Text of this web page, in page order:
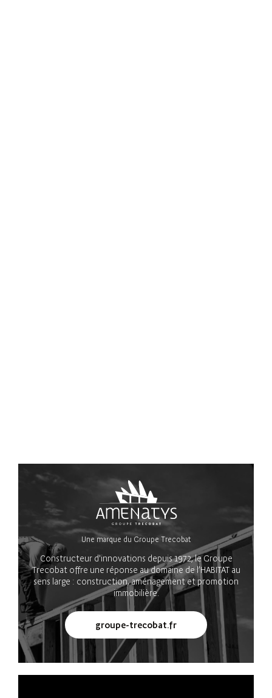
Une marque du Groupe Trecobat
Constructeur d'innovations depuis 1972, le Groupe
Trecobat offre une réponse au domaine de l’HABITAT au
sens large : construction, aménagement et promotion
immobilière.
groupe-trecobat.fr